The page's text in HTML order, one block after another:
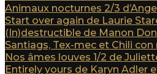
Animaux nocturnes 2/3
Start over again de Laurie
(In)destructible de Manon
Santiags, Tex-mec et Chili con
Nos âmes louves 1/2 de
Entirely yours de Karyn Adler